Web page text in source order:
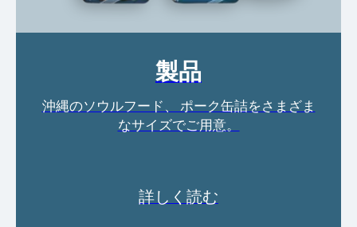
製品
沖縄のソウルフード、 ポーク缶詰をさまざま
なサイズでご用意。
詳しく読む